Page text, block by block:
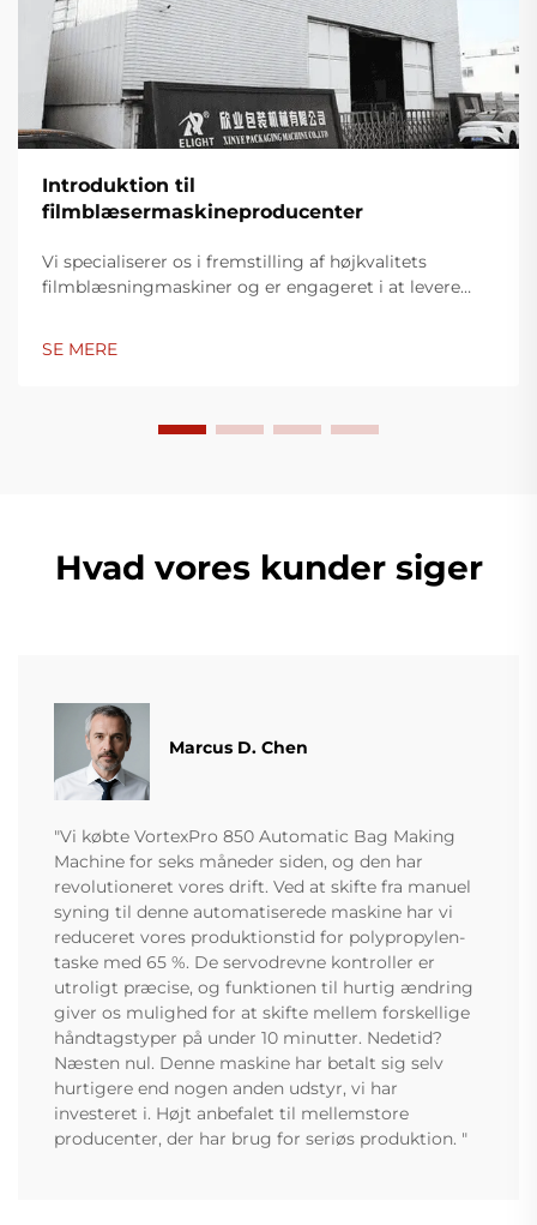
Introduktion til
filmblæsermaskineproducenter
Vi specialiserer os i fremstilling af højkvalitets
filmblæsningmaskiner og er engageret i at levere
teknologi, er højtydende, energieffektive og stabile,
SE MERE
Hvad vores kunder siger
Marcus D. Chen
"Vi købte VortexPro 850 Automatic Bag Making
Machine for seks måneder siden, og den har
revolutioneret vores drift. Ved at skifte fra manuel
syning til denne automatiserede maskine har vi
reduceret vores produktionstid for polypropylen-
taske med 65 %. De servodrevne kontroller er
utroligt præcise, og funktionen til hurtig ændring
giver os mulighed for at skifte mellem forskellige
håndtagstyper på under 10 minutter. Nedetid?
Næsten nul. Denne maskine har betalt sig selv
hurtigere end nogen anden udstyr, vi har
investeret i. Højt anbefalet til mellemstore
producenter, der har brug for seriøs produktion. "